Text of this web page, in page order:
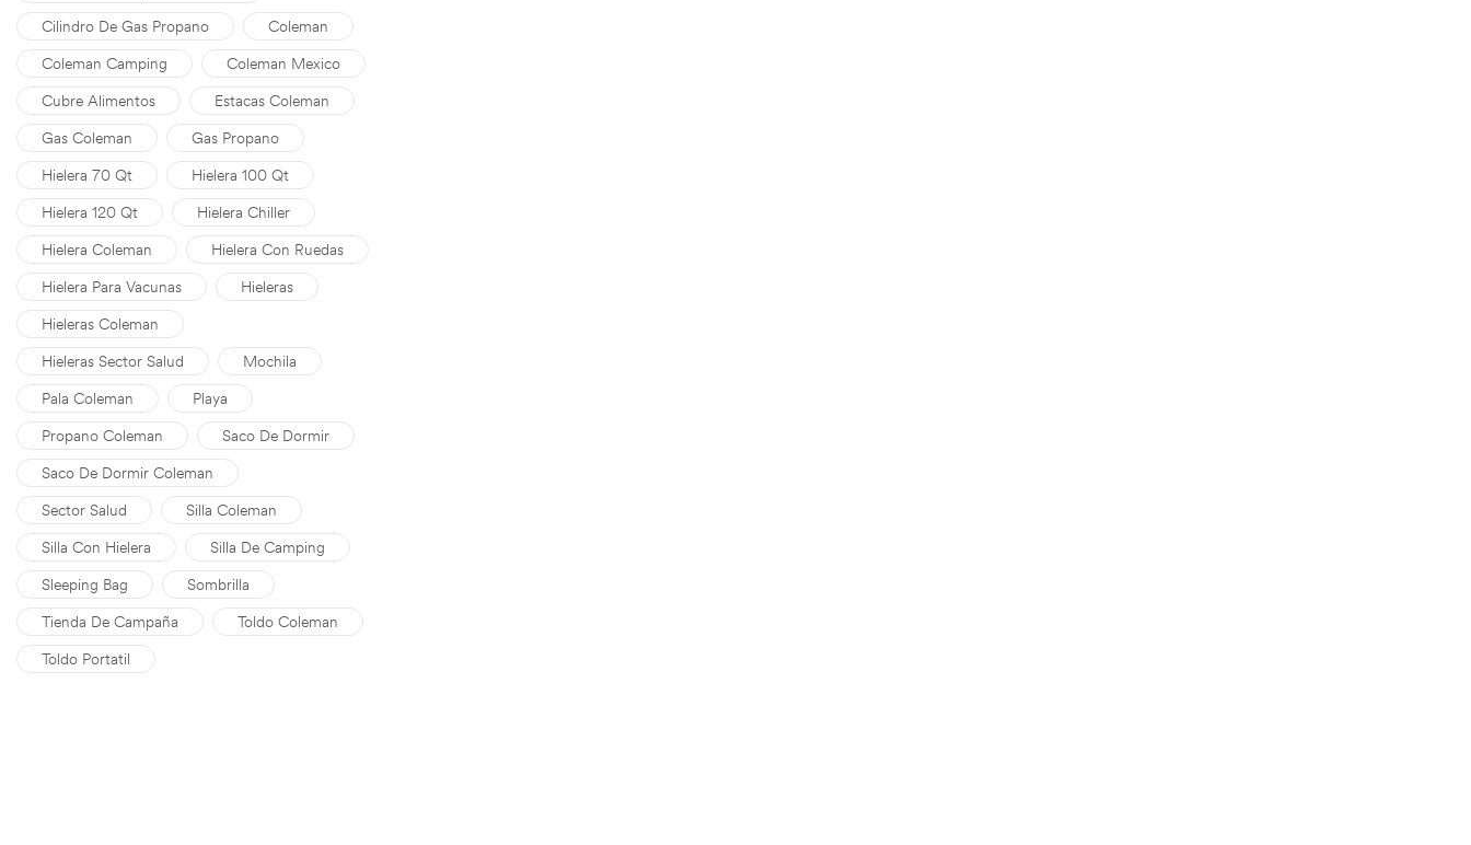
Cilindro De Gas Propano
Coleman
Coleman Camping
Coleman Mexico
Cubre Alimentos
Estacas Coleman
Gas Coleman
Gas Propano
Hielera 70 Qt
Hielera 100 Qt
Hielera 120 Qt
Hielera Chiller
Hielera Coleman
Hielera Con Ruedas
Hielera Para Vacunas
Hieleras
Hieleras Coleman
Hieleras Sector Salud
Mochila
Pala Coleman
Playa
Propano Coleman
Saco De Dormir
Saco De Dormir Coleman
Sector Salud
Silla Coleman
Silla Con Hielera
Silla De Camping
Sleeping Bag
Sombrilla
Tienda De Campaña
Toldo Coleman
Toldo Portatil